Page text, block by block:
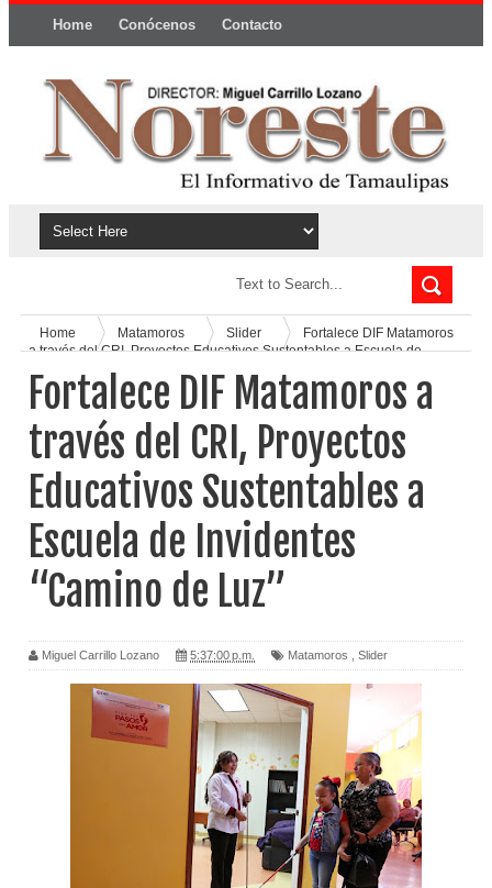
Home Conócenos Contacto
Home Matamoros Slider
Fortalece DIF Matamoros
a través del CRI, Proyectos Educativos Sustentables a Escuela de
Fortalece DIF Matamoros a
través del CRI, Proyectos
Educativos Sustentables a
Escuela de Invidentes
“Camino de Luz”
Miguel Carrillo Lozano 5:37:00 p.m. Matamoros Slider